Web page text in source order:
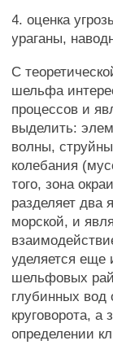
4. оценка
ураганы,
С
шельфа
процессов и
выделить:
волны,
колебания
того, зона
разделяет два
морской, и
уделяется еще
шельфовых
глубинных вод
круговорота,
определении